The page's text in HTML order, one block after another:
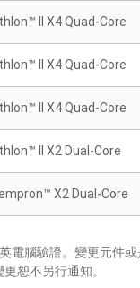
II X4 Quad-Core
II X4 Quad-Core
II X4 Quad-Core
II X2 Dual-Core
X2 Dual-Core
電腦驗證。變更元件或
恕不另行通知。